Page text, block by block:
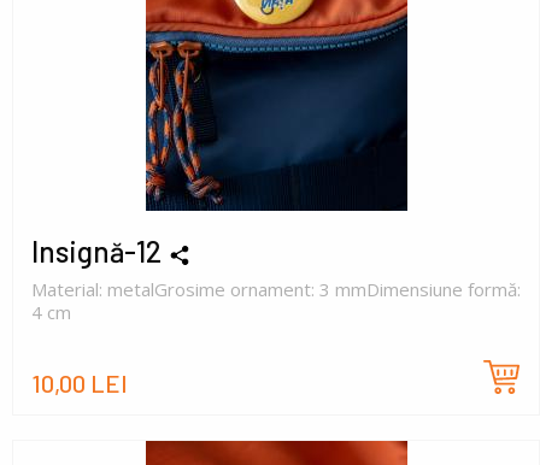
Insignă-12
Material: metalGrosime ornament: 3 mmDimensiune formă:
4 cm
10,00 LEI